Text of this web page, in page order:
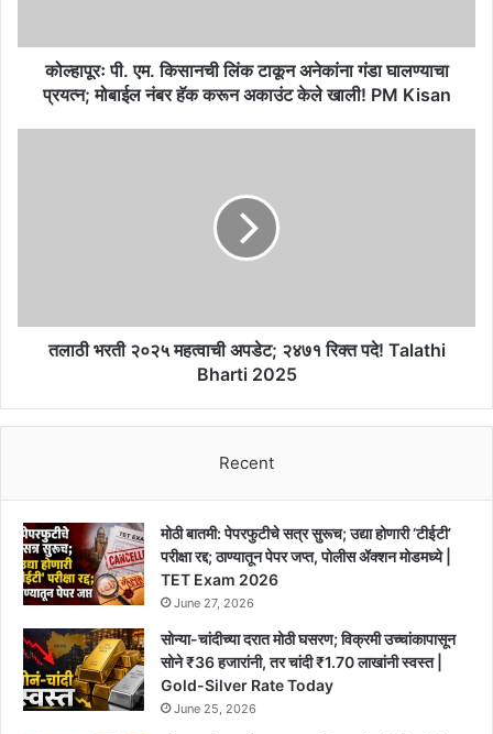
घालण्याचा
प्रयत्न;
मोबाईल
कोल्‍हापूरः पी. एम. किसानची लिंक टाकून अनेकांना गंडा घालण्याचा
प्रयत्न; मोबाईल नंबर हॅक करून अकाउंट केले खाली! PM Kisan
Talathi
Bhartiतलाठी भरती २०२५ महत्वाची अपडेट; २४७१ रिक्त पदे! Talathi
Bharti 2025
Recent
मोठी बातमी: पेपरफुटीचे सत्र सुरूच; उद्या होणारी ‘टीईटी’
परीक्षा रद्द; ठाण्यातून पेपर जप्त, पोलीस ॲक्शन मोडमध्ये |
TET Exam 2026
June 27, 2026
सोन्या-चांदीच्या दरात मोठी घसरण; विक्रमी उच्चांकापासून
सोने ₹36 हजारांनी, तर चांदी ₹1.70 लाखांनी स्वस्त |
Gold-Silver Rate Today
June 25, 2026